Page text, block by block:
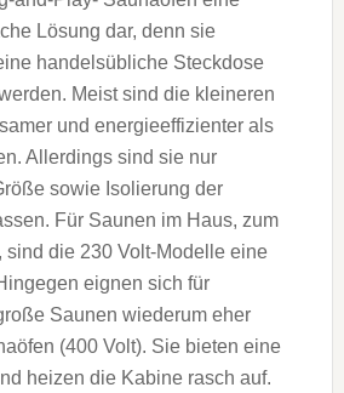
Lösung dar, denn sie
handelsübliche Steckdose
Meist sind die kleineren
und energieeffizienter als
Allerdings sind sie nur
sowie Isolierung der
Für Saunen im Haus, zum
sind die 230 Volt-Modelle eine
eignen sich für
Saunen wiederum eher
(400 Volt). Sie bieten eine
heizen die Kabine rasch auf.